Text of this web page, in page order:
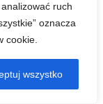
ruch
oznacza
cookie.
wszystko
w Zawoi
1,5
co
mogą z